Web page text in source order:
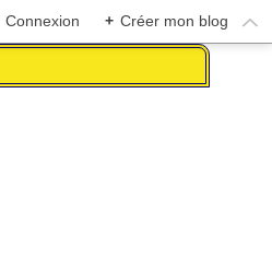
Connexion + Créer mon blog